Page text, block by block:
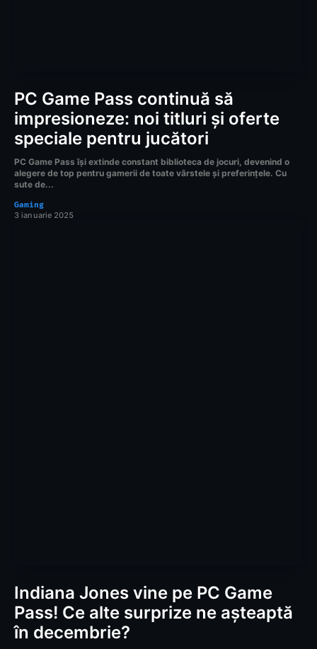
PC Game Pass continuă să
impresioneze: noi titluri și oferte
speciale pentru jucători
PC Game Pass își extinde constant biblioteca de jocuri, devenind o
alegere de top pentru gamerii de toate vârstele și preferințele. Cu
sute de...
Gaming
3 ianuarie 2025
Indiana Jones vine pe PC Game
Pass! Ce alte surprize ne așteaptă
în decembrie?